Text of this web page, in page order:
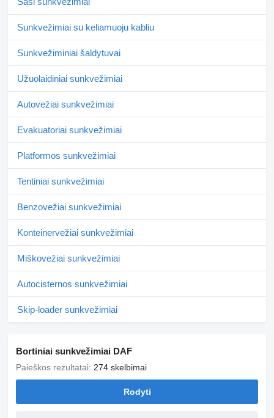
Sunkvežimiai su keliamuoju kabliu
Sunkvežiminiai šaldytuvai
Užuolaidiniai sunkvežimiai
Autovežiai sunkvežimiai
Evakuatoriai sunkvežimiai
Platformos sunkvežimiai
Tentiniai sunkvežimiai
Benzovežiai sunkvežimiai
Konteinervežiai sunkvežimiai
Miškovežiai sunkvežimiai
Autocisternos sunkvežimiai
Skip-loader sunkvežimiai
Bortiniai sunkvežimiai DAF
Paieškos rezultatai: 274 skelbimai
Rodyti